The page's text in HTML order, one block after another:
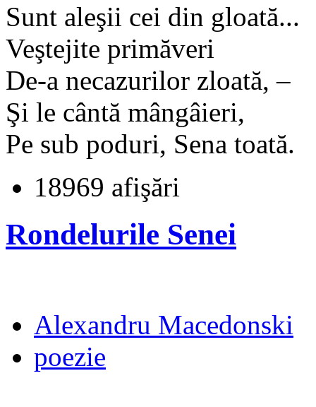
Sunt aleşii cei din gloată...
Veştejite primăveri
De-a necazurilor zloată, –
Şi le cântă mângâieri,
Pe sub poduri, Sena toată.
18969 afişări
Rondelurile Senei
Alexandru Macedonski
poezie